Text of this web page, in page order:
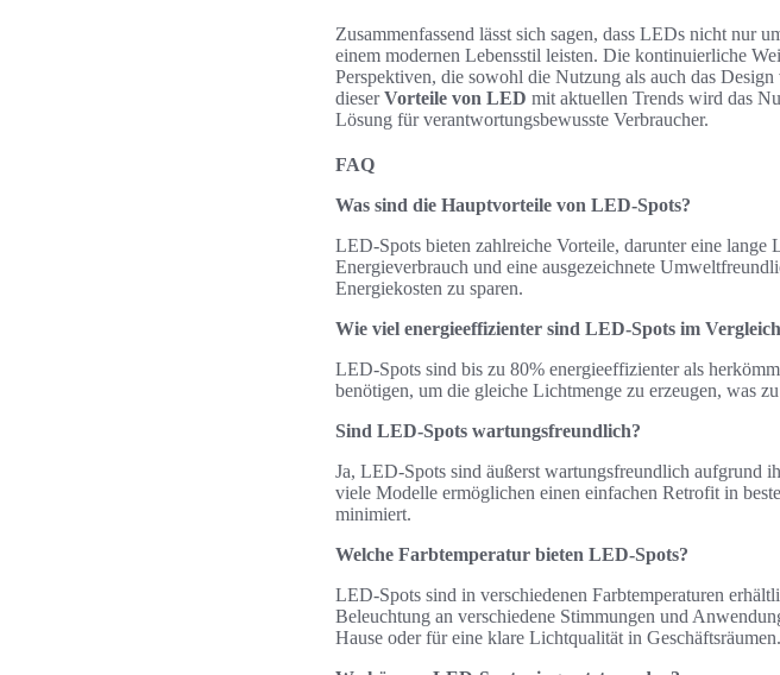
Zusammenfassend lässt sich sagen, dass LEDs nicht nur
einem modernen Lebensstil leisten. Die kontinuierliche
Perspektiven, die sowohl die Nutzung als auch das
dieserVorteile von LED mit aktuellen Trends wird das
Lösung für verantwortungsbewusste Verbraucher.
FAQ
Was sind die Hauptvorteile von LED-Spots?
LED-Spots bieten zahlreiche Vorteile, darunter eine lange
Energieverbrauch und eine ausgezeichnete
Energiekosten zu sparen.
Wie viel energieeffizienter sind LED-Spots im
LED-Spots sind bis zu 80% energieeffizienter als
benötigen, um die gleiche Lichtmenge zu erzeugen, was
Sind LED-Spots wartungsfreundlich?
Ja, LED-Spots sind äußerst wartungsfreundlich aufgrund
viele Modelle ermöglichen einen einfachen Retrofit in
minimiert.
Welche Farbtemperatur bieten LED-Spots?
LED-Spots sind in verschiedenen Farbtemperaturen
Beleuchtung an verschiedene Stimmungen und
Hause oder für eine klare Lichtqualität in Geschäftsräumen.